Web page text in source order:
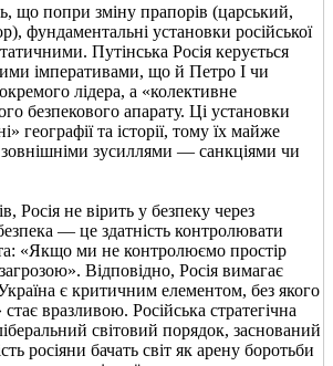
що попри зміну прапорів (царський,
фундаментальні установки російської
Путінська Росія керується
імперативами, що й Петро I чи
лідера, а «колективне
безпекового апарату. Ці установки
географії та історії, тому їх майже
зусиллями — санкціями чи
Росія не вірить у безпеку через
— це здатність контролювати
«Якщо ми не контролюємо простір
Відповідно, Росія вимагає
є критичним елементом, без якого
вразливою. Російська стратегічна
світовий порядок, заснований
росіяни бачать світ як арену боротьби